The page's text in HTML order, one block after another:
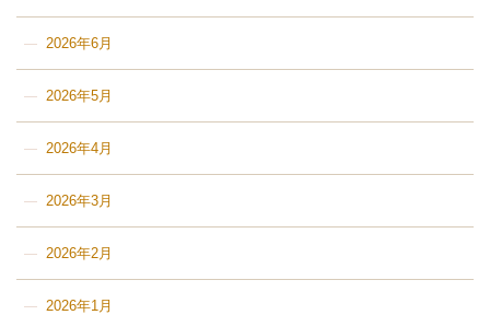
2026年6月
2026年5月
2026年4月
2026年3月
2026年2月
2026年1月